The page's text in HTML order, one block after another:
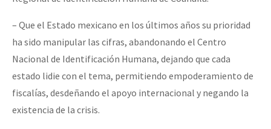
– Que el Estado mexicano en los últimos años su prioridad
ha sido manipular las cifras, abandonando el Centro
Nacional de Identificación Humana, dejando que cada
estado lidie con el tema, permitiendo empoderamiento de
fiscalías, desdeñando el apoyo internacional y negando la
existencia de la crisis.